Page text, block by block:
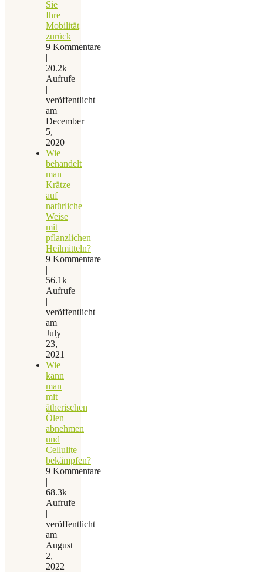
Sie
Ihre
Mobilität
zurück
9 Kommentare
|
20.2k
Aufrufe
|
veröffentlicht
am
December
5,
2020
Wie
behandelt
man
Krätze
auf
natürliche
Weise
mit
pflanzlichen
Heilmitteln?
9 Kommentare
|
56.1k
Aufrufe
|
veröffentlicht
am
July
23,
2021
Wie
kann
man
mit
ätherischen
Ölen
abnehmen
und
Cellulite
bekämpfen?
9 Kommentare
|
68.3k
Aufrufe
|
veröffentlicht
am
August
2,
2022